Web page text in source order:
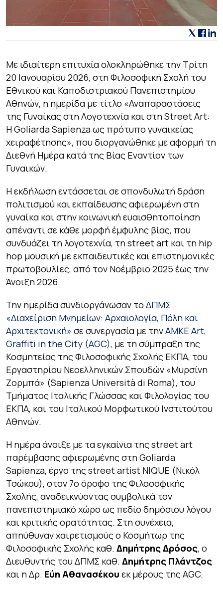
Με ιδιαίτερη επιτυχία ολοκληρώθηκε την Τρίτη
20 Ιανουαρίου 2026, στη Φιλοσοφική Σχολή του
Εθνικού και Καποδιστριακού Πανεπιστημίου
Αθηνών, η ημερίδα με τίτλο «Αναπαραστάσεις
της Γυναίκας στη Λογοτεχνία και στη Street Art:
Η Goliarda Sapienza ως πρότυπο γυναικείας
χειραφέτησης», που διοργανώθηκε με αφορμή τη
Διεθνή Ημέρα κατά της Βίας Εναντίον των
Γυναικών.
Η εκδήλωση εντάσσεται σε σπονδυλωτή δράση
πολιτισμού και εκπαίδευσης αφιερωμένη στη
γυναίκα και στην κοινωνική ευαισθητοποίηση
απέναντι σε κάθε μορφή έμφυλης βίας, που
συνδυάζει τη λογοτεχνία, τη street art και τη hip
hop μουσική με εκπαιδευτικές και επιστημονικές
πρωτοβουλίες, από τον Νοέμβριο 2025 έως την
Άνοιξη 2026.
Την ημερίδα συνδιοργάνωσαν το ΔΠΜΣ
«Διαχείριση Μνημείων: Αρχαιολογία, Πόλη και
Αρχιτεκτονική» σε συνεργασία με τηνΑΜΚΕ Art,
Graffiti in the City (AGC), με τη σύμπραξη της
Κοσμητείας της Φιλοσοφικής Σχολής ΕΚΠΑ, του
Εργαστηρίου Νεοελληνικών Σπουδών «Μυρσίνη
Ζορμπά» (Sapienza Università di Roma), του
Τμήματος Ιταλικής Γλώσσας και Φιλολογίας του
ΕΚΠΑ, και του Ιταλικού Μορφωτικού Ινστιτούτου
Αθηνών.
Η ημέρα άνοιξε με τα εγκαίνια της street art
παρέμβασης αφιερωμένης στη Goliarda
Sapienza, έργο της street artist NIQUE (Νικόλ
Τσώκου), στον 7ο όροφο της Φιλοσοφικής
Σχολής, αναδεικνύοντας συμβολικά τον
πανεπιστημιακό χώρο ως πεδίο δημόσιου λόγου
και κριτικής ορατότητας. Στη συνέχεια,
απηύθυναν χαιρετισμούς ο Κοσμήτωρ της
Φιλοσοφικής Σχολής καθ. Δημήτρης Δρόσος, ο
Διευθυντής του ΔΠΜΣ καθ. Δημήτρης Πλάντζος
και η Δρ. Εύη Αθανασέκου εκ μέρους της AGC.